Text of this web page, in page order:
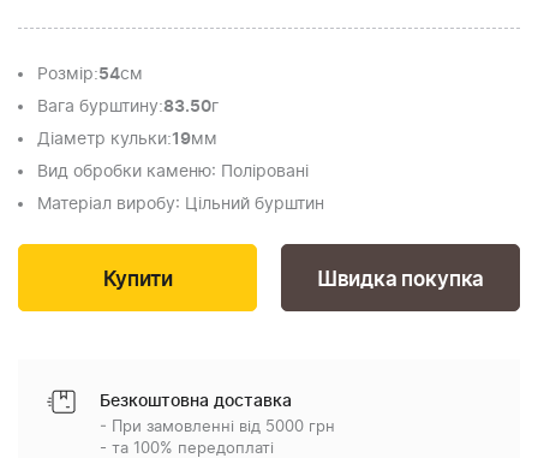
Розмір:54см
Вага бурштину:83.50г
Діаметр кульки:19мм
Вид обробки каменю: Поліровані
Матеріал виробу: Цільний бурштин
Швидка покупка
Безкоштовна доставка
- При замовленні від 5000 грн
- та 100% передоплаті